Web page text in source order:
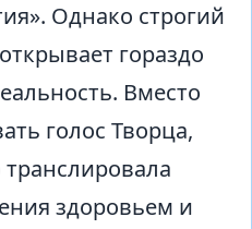
Однако строгий
гораздо
Вместо
голос Творца,
здоровьем и